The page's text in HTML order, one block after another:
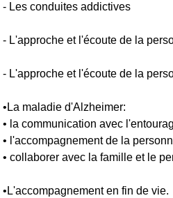
- Les conduites addictives
- L'approche et l'écoute de la
- L'approche et l'écoute de la
•La maladie d'Alzheimer:
• la communication avec
• l'accompagnement de la
• collaborer avec la famille et le
•L'accompagnement en fin de vie.